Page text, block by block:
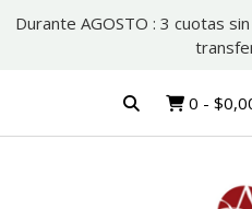
Durante AGOSTO : 3 cuotas
0 -